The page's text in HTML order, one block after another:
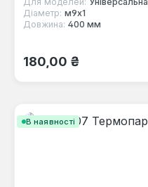
Діаметр: м9х1
Довжина: 400 мм
Звичайна ціна:
180,00 ₴
В наявності